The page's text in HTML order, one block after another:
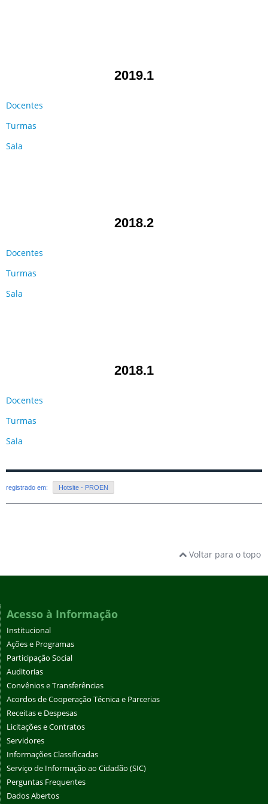
2019.1
Docentes
Turmas
Sala
2018.2
Docentes
Turmas
Sala
2018.1
Docentes
Turmas
Sala
registrado em: Hotsite - PROEN
Voltar para o topo
Acesso à Informação
Institucional
Ações e Programas
Participação Social
Auditorias
Convênios e Transferências
Acordos de Cooperação Técnica e Parcerias
Receitas e Despesas
Licitações e Contratos
Servidores
Informações Classificadas
Serviço de Informação ao Cidadão (SIC)
Perguntas Frequentes
Dados Abertos